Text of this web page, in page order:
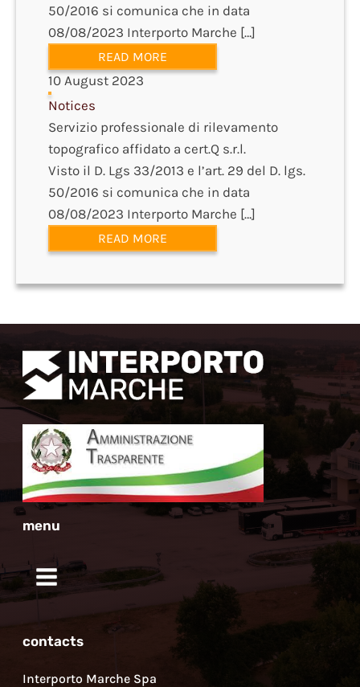
50/2016 si comunica che in data
08/08/2023 Interporto Marche […]
READ MORE
10 August 2023
Notices
Servizio professionale di rilevamento
topografico affidato a cert.Q s.r.l.
Visto il D. Lgs 33/2013 e l’art. 29 del D. lgs.
50/2016 si comunica che in data
08/08/2023 Interporto Marche […]
READ MORE
menu
contacts
Interporto Marche Spa